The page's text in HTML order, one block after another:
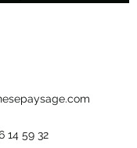
14 59 32